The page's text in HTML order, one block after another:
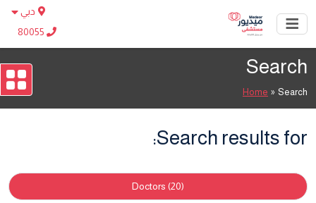
دبي
Search
Home » Search
Search results for:
Doctors (20)